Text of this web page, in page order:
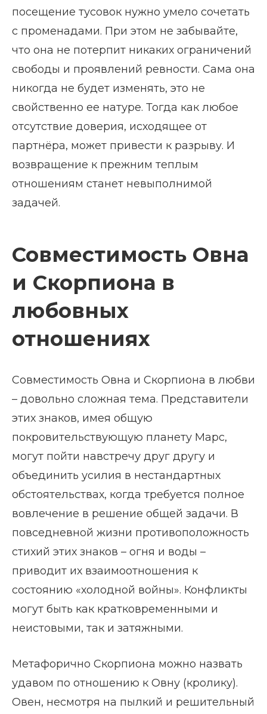
посещение тусовок нужно умело сочетать
с променадами. При этом не забывайте,
что она не потерпит никаких ограничений
свободы и проявлений ревности. Сама она
никогда не будет изменять, это не
свойственно ее натуре. Тогда как любое
отсутствие доверия, исходящее от
партнёра, может привести к разрыву. И
возвращение к прежним теплым
отношениям станет невыполнимой
задачей.
Совместимость Овна
и Скорпиона в
любовных
отношениях
Совместимость Овна и Скорпиона в любви
– довольно сложная тема. Представители
этих знаков, имея общую
покровительствующую планету Марс,
могут пойти навстречу друг другу и
объединить усилия в нестандартных
обстоятельствах, когда требуется полное
вовлечение в решение общей задачи. В
повседневной жизни противоположность
стихий этих знаков – огня и воды –
приводит их взаимоотношения к
состоянию «холодной войны». Конфликты
могут быть как кратковременными и
неистовыми, так и затяжными.
Метафорично Скорпиона можно назвать
удавом по отношению к Овну (кролику).
Овен, несмотря на пылкий и решительный